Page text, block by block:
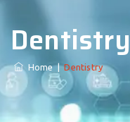
Dentistry
Home|Dentistry